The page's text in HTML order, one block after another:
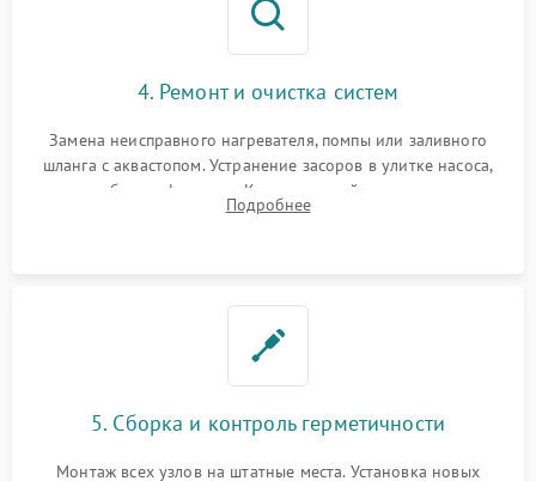
4. Ремонт и очистка систем
Замена неисправного нагревателя, помпы или заливного
шланга с аквастопом. Устранение засоров в улитке насоса,
патрубках и фильтрах. Компонентный ремонт платы
управления, восстановление поврежденной проводки.
Подробнее
5. Сборка и контроль герметичности
Монтаж всех узлов на штатные места. Установка новых